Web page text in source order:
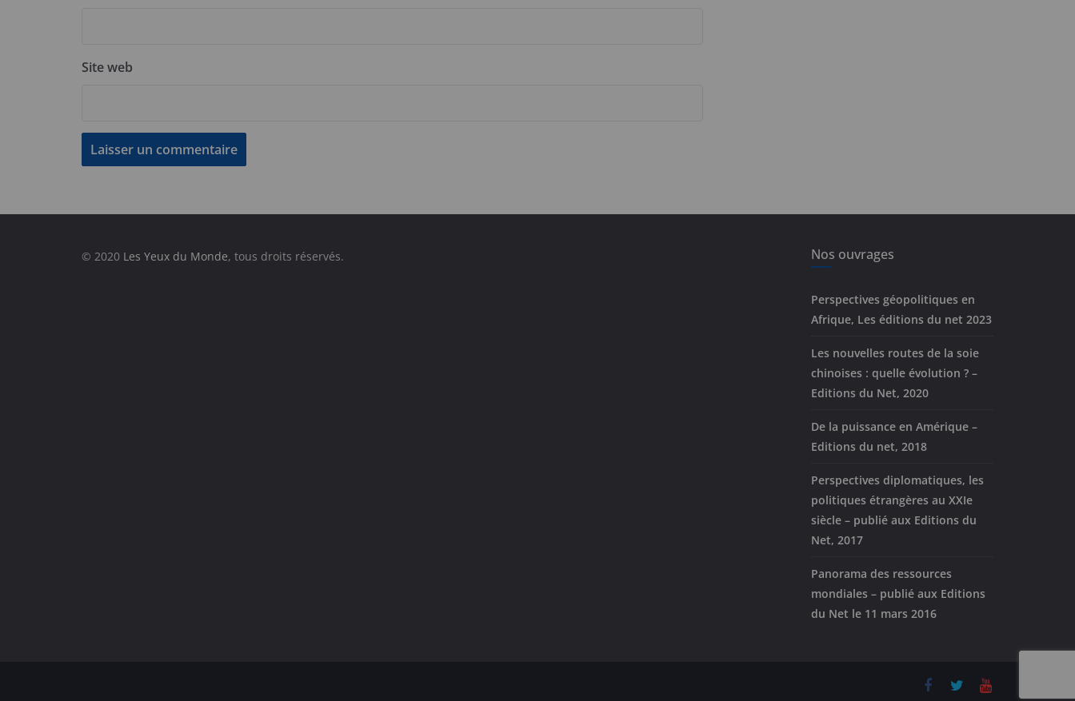
Site web
© 2020 Les Yeux du Monde, tous droits réservés. Nos ouvrages
Perspectives géopolitiques en
Afrique, Les éditions du net 2023
Les nouvelles routes de la soie
chinoises : quelle évolution ? –
Editions du Net, 2020
De la puissance en Amérique –
Editions du net, 2018
Perspectives diplomatiques, les
politiques étrangères au XXIe
siècle – publié aux Editions du
Net, 2017
Panorama des ressources
mondiales – publié aux Editions
du Net le 11 mars 2016